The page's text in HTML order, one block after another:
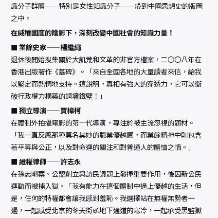
識分子群體——特別是女性知識分子——帶到中國思想史的版圖
之中。
在威權國度的陰影下，深刻改變中國社會的知識力量！
■ 業餘史家——楊繼繩
退休後開始搜集關於大飢荒和文革的非官方檔案，二〇〇八年在
香港出版著作《墓碑》。「來自全國各地的大量讀者來信，給我
以堅定而熱情地支持。這說明，真相有強大的穿透力，它可以衝
破行政權力構築的銅墻鐵壁！」
■ 獨立導演——賈樟柯
在體制外拍攝電影的第一代導演，專注於被主流忽視的題材。
「我一直反感那種莫名其妙的職業優越感，而業餘精神中則包含
著平等與公正，以及對命運的關注和對普通人的體恤之情。」
■ 維權律師——許志永
在孫志剛案、公盟創立與訪民議題上發揮重要作用，後因新公民
運動而被捕入獄。「我有能力在這個體制中過上優越的生活，但
是，任何的特權都會讓我感到羞恥。我選擇站在無權無勢者一
邊，一起感受北京的冬天街頭地下通道的寒冷，一起承受黑監獄